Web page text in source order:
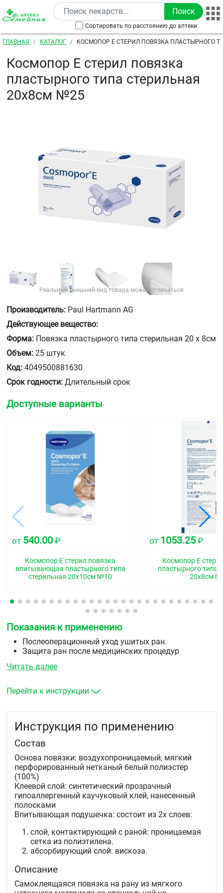
Перейти к основному содержанию
Сортировать по расстоянию до аптеки
Строка навигации
ГЛАВНАЯ КАТАЛОГ
КОСМОПОР Е СТЕРИЛ ПОВЯЗКА ПЛАСТЫРНОГО
Космопор Е стерил повязка
пластырного типа стерильная
20х8см №25
Реальный внешний вид товара может отличаться
Производитель: Paul Hartmann AG
Действующее вещество:
Форма: Повязка пластырного типа стерильная 20 х 8см
Объем: 25 штук
Код: 4049500881630
Срок годности: Длительный срок
Доступные варианты
от 540.00 ₽
Космопор Е стерил повязка
впитывающая пластырного типа
стерильная 20х10см №10
от 1053.25₽
Космопор Е
пластырного типа
20х8см
Показания к применению
Послеоперационный уход ушитых ран.
Защита ран после медицинских процедур
Стерильный уход при поверхностных
и т.д.).
Читать далее
Перейти к инструкции
Инструкция по применению
Состав
Основа повязки: воздухопроницаемый, мягкий
перфорированный нетканый белый полиэстер
(100%)
Клеевой слой: синтетический прозрачный
гипоаллергенный каучуковый клей, нанесенный
полосками
Впитывающая подушечка: состоит из 2х слоев:
слой, контактирующий с раной: проницаемая
сетка из полиэтилена.
абсорбирующий слой: вискоза.
Описание
Самоклеящаяся повязка на рану из мягкого